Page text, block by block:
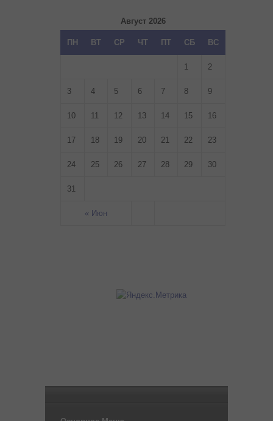
Август 2026
ПН ВТ СР ЧТ ПТ СБ ВС
« Июн
1 2
3 4 5 6 7 8 9
10 11 12 13 14 15 16
17 18 19 20 21 22 23
24 25 26 27 28 29 30
31